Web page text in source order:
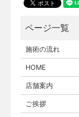
施術の流れ
HOME
店舗案内
ご挨拶